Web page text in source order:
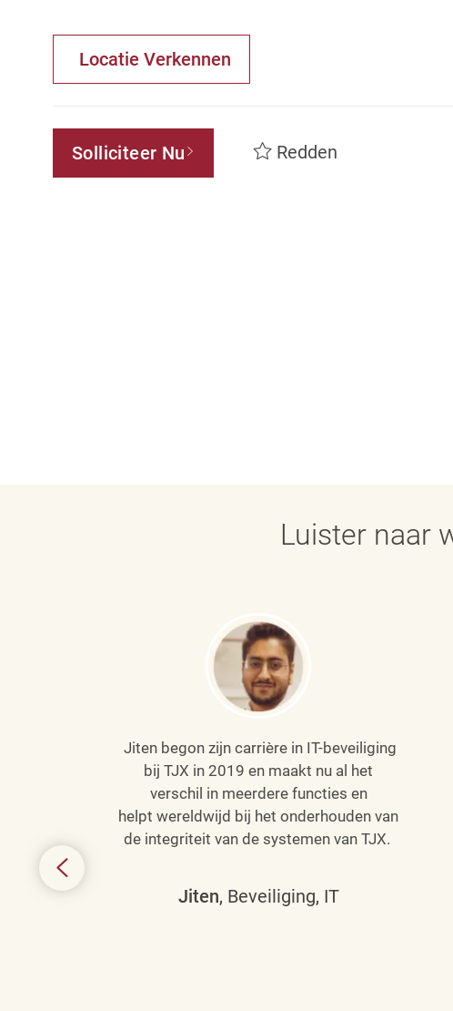
Locatie Verkennen
Solliciteer Nu Redden
Luister naar
Jiten begon zijn carrière in IT-beveiliging
bij TJX in 2019 en maakt nu al het
verschil in meerdere functies en
helpt wereldwijd bij het onderhouden van
de integriteit van de systemen van TJX.
Jiten, Beveiliging, IT